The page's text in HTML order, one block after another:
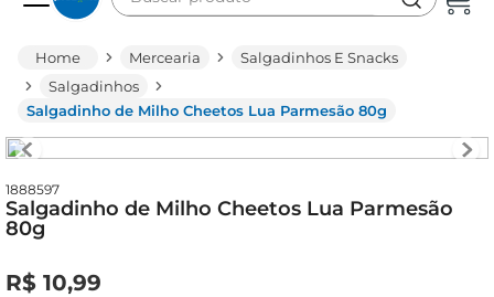
Mercearia
Salgadinhos E Snacks
Salgadinhos
Salgadinho de Milho Cheetos Lua Parmesão 80g
1888597
Salgadinho de Milho Cheetos Lua Parmesão
80g
R$ 10,99
leite
queijo